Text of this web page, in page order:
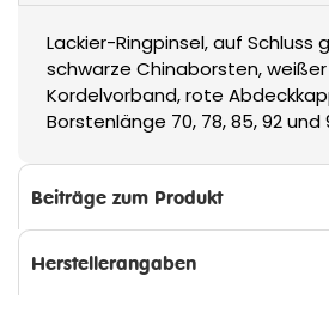
Lackier-Ringpinsel, auf Schluss
schwarze Chinaborsten,
Kordelvorband, rote
Borstenlänge 70, 78, 85, 92 und
Beiträge zum Produkt
Herstellerangaben